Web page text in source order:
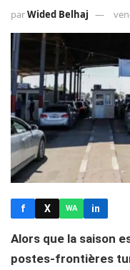
parWided Belhaj
f X WA in
Alors que la saison
postes-frontières